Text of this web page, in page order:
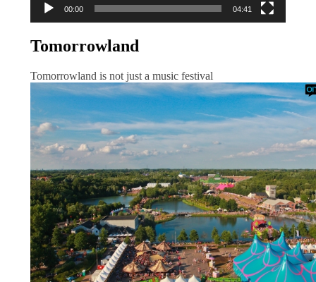
00:00 04:41
Tomorrowland
Tomorrowland is not just a music festival